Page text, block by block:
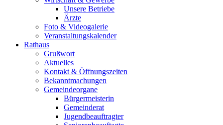
Unsere Betriebe
Ärzte
Foto & Videogalerie
Veranstaltungskalender
Rathaus
Grußwort
Aktuelles
Kontakt & Öffnungszeiten
Bekanntmachungen
Gemeindeorgane
Bürgermeisterin
Gemeinderat
Jugendbeauftragter